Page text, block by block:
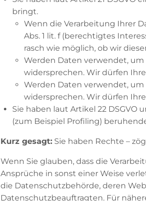
bringt.
Wenn die Verarbeitung Ihrer
Abs. 1 lit. f (berechtigtes
rasch wie möglich, ob wir
Werden Daten verwendet,
widersprechen. Wir dürfen
Werden Daten verwendet,
widersprechen. Wir dürfen
Sie haben laut Artikel 22
(zum Beispiel Profiling)
Kurz gesagt: Sie haben Rechte –
Wenn Sie glauben, dass die
Ansprüche in sonst einer Weise
die Datenschutzbehörde, deren
Datenschutzbeauftragten. Für